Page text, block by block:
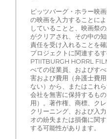
ピッツバーグ・ホラー映
の映画を入力することに
していることと、映画祭
がクリアされ、その中の
責任を受け入れることを
プロジェクトに関連する
PTIITBURGH HORRL
べての従業員、およびす
害および費用（弁護士費
ない）から、またはこれ
会社を無害に保持するも
用）。著作権、商標、ク
クリーニング、および入
オの紛失または損傷に関
する可能性があります。